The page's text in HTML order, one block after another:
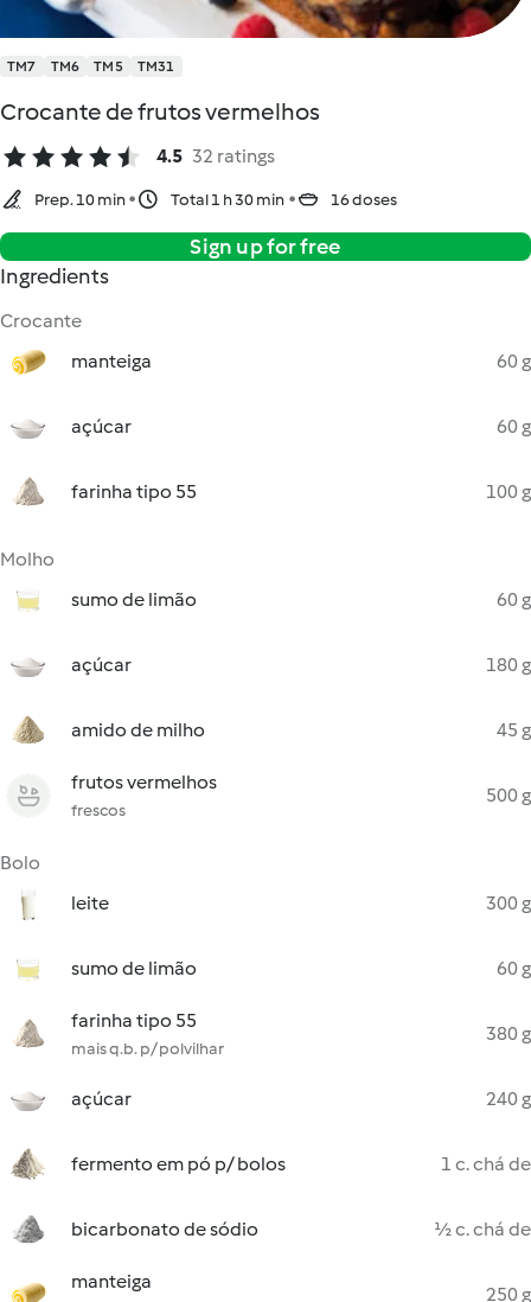
TM7 TM6 TM5 TM31
Crocante de frutos vermelhos
4.5 32 ratings
Prep. 10 min Total 1 h 30 min 16 doses
Sign up for free
Ingredients
Crocante
manteiga
60 g
açúcar 60 g
farinha tipo 55 100 g
Molho
sumo de limão
60 g
açúcar 180 g
amido de milho 45 g
frutos vermelhos
frescos
500 g
Bolo
leite
300 g
sumo de limão 60 g
farinha tipo 55
mais q.b. p/ polvilhar
380 g
açúcar 240 g
fermento em pó p/ bolos 1 c. chá de
bicarbonato de sódio ½ c. chá de
manteiga
250 g